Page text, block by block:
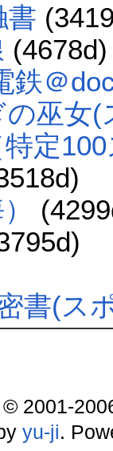
書
(4678d)
鉄＠
巫女
定
書(ス
© 2001-
yu-ji.